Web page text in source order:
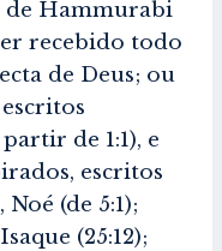
de Hammurabi
recebido todo
de Deus; ou
de 1:1), e
escritos
(de 5:1);
(25:12);